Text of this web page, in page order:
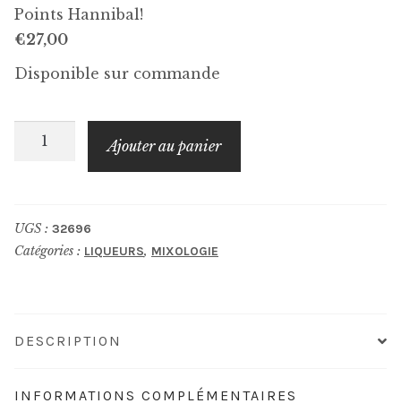
Points Hannibal!
€27,00
Disponible sur commande
quantité
Patxaka
Ajouter au panier
UGS : 32696
Catégories : LIQUEURS, MIXOLOGIE
DESCRIPTION
INFORMATIONS COMPLÉMENTAIRES